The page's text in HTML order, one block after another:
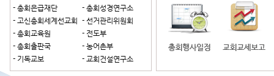
- 총회은급재단
- 고신총회세계선교회
- 총회교육원
- 총회출판국
- 기독교보
- 총회성경연구소
- 선거관리위원회
- 전도부
- 농어촌부
- 교회건설연구소